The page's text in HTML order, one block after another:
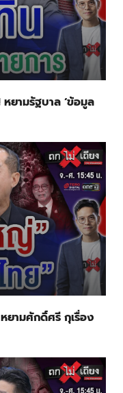
หยามรัฐบาล ‘ข้อมูล
ยามศักดิ์ศรี กุเรื่อง